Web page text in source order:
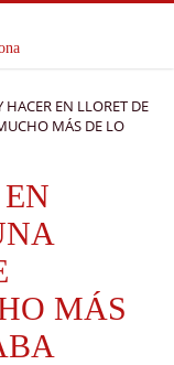
HACER EN LLORET DE
MÁS DE LO
MÁS